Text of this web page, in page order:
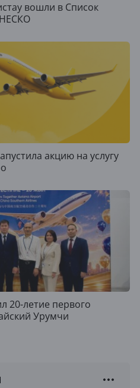
вошли в Список
акцию на услугу
20-летие первого
Урумчи